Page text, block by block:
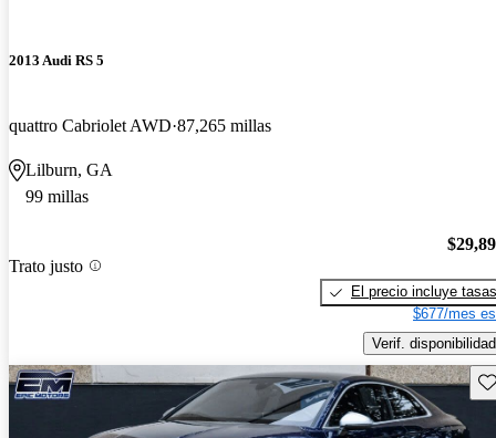
2013 Audi RS 5
quattro Cabriolet AWD 87,265 millas
Lilburn, GA
99 millas
Trato justo
El precio incluye tasas
$677/mes
Verif. disponibilidad